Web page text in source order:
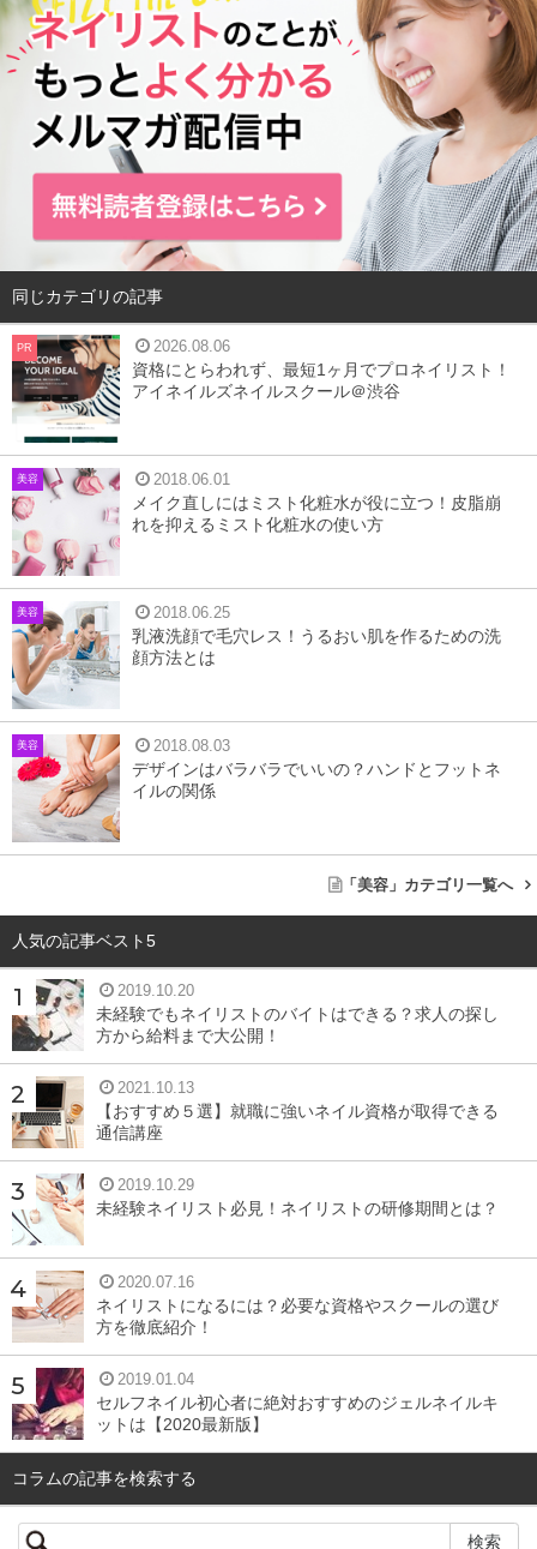
シェルストーン
昨年よりじわじわと流行り始めて、この夏に大ブレイクし
そうなのがシェルストーンです。シェルのパーツを5枚花
にしたデザインをインスタなどで見かけた方も多いのでは
夏＝海を連想させるシェル素材は今までも人気がありまし
た。
ネイルアートで、これまで使われていたシェルは、天然の
クラッシュシェルが多かったため埋め込むにしてもボコボ
コしやすいものでした。
シェルストーンは、その名の通り、シェルなんですがライ
ンストーンのように単体で乗せても使いやすいように、カ
ドが取れており丸みがついています。
ジェルネイルの上にラインストーン感覚で乗せられるので
使いやすいです。カラーバリエーションも多く、夏にぴっ
たりのアート素材です！
ドロップネイル
同じカテゴリの記事
PR 2026.08.06
資格にとらわれず、最短1ヶ月でプロネイリスト！
アイネイルズネイルスクール＠渋谷
美容 2018.06.01
メイク直しにはミスト化粧水が役に立つ！皮脂崩
れを抑えるミスト化粧水の使い方
美容 2018.06.25
乳液洗顔で毛穴レス！うるおい肌を作るための洗
顔方法とは
美容 2018.08.03
デザインはバラバラでいいの？ハンドとフットネ
イルの関係
「美容」カテゴリ一覧へ
人気の記事ベスト5
2019.10.20
未経験でもネイリストのバイトはできる？求人の探し
方から給料まで大公開！
2021.10.13
【おすすめ５選】就職に強いネイル資格が取得できる
通信講座
2019.10.29
未経験ネイリスト必見！ネイリストの研修期間とは？
2020.07.16
ネイリストになるには？必要な資格やスクールの選び
方を徹底紹介！
2019.01.04
セルフネイル初心者に絶対おすすめのジェルネイルキ
ットは【2020最新版】
コラムの記事を検索する